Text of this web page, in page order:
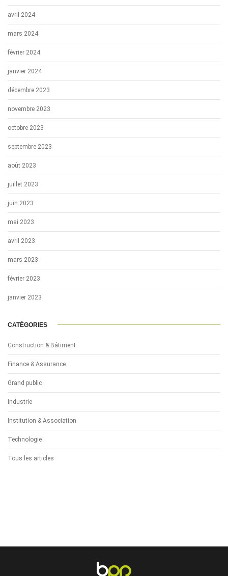
avril 2024
mars 2024
février 2024
janvier 2024
décembre 2023
novembre 2023
octobre 2023
septembre 2023
août 2023
juillet 2023
juin 2023
mai 2023
avril 2023
mars 2023
février 2023
janvier 2023
CATÉGORIES
Construction & Bâtiment
Finance & Assurance
Grand public
Industrie
Institution & Association
Technologie
Tous les articles